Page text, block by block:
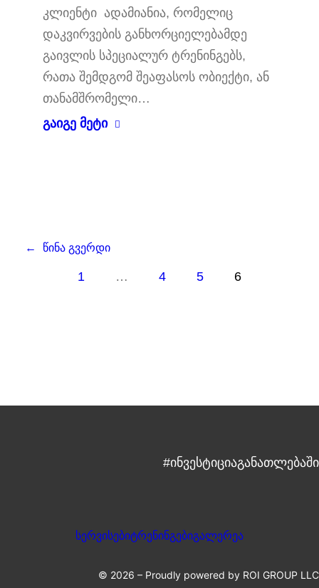
კლიენტი ადამიანია, რომელიც
დაკვირვების განხორციელებამდე
გაივლის სპეციალურ ტრენინგებს,
რათა შემდგომ შეაფასოს ობიექტი, ან
თანამშრომელი…
გაიგე მეტი
← წინა გვერდი
1 … 4 5 6
#ინვესტიციაგანათლებაში
სერვისებიტრენინგებიგალერეა
© 2026 – Proudly powered by ROI GROUP LLC